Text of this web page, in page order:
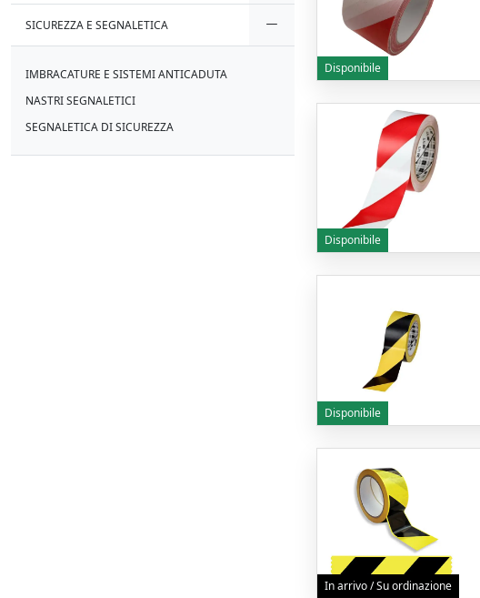
SICUREZZA E SEGNALETICA
IMBRACATURE E SISTEMI ANTICADUTA
NASTRI SEGNALETICI
SEGNALETICA DI SICUREZZA
Disponibile
Disponibile
Disponibile
In arrivo / Su ordinazione